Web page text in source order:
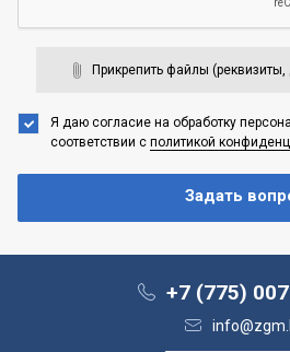
Прикрепить файлы
Я даю согласие на обработку
соответствии с политикой
+7 (775)